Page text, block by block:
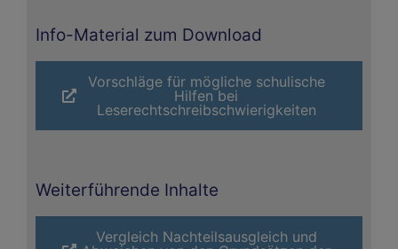
Info-Material zum Download
Vorschläge für mögliche schulische
Hilfen bei
Leserechtschreibschwierigkeiten
Weiterführende Inhalte
Vergleich Nachteilsausgleich und